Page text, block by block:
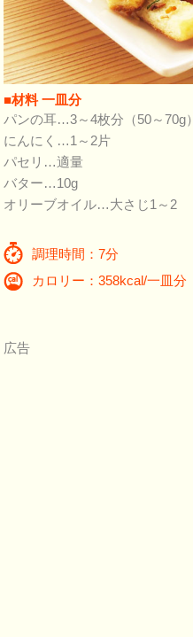
■材料 一皿分
パンの耳…3～4枚分（50～70g）
にんにく…1～2片
パセリ…適量
バター…10g
オリーブオイル…大さじ1～2
調理時間：7分
カロリー：358kcal/一皿分
広告